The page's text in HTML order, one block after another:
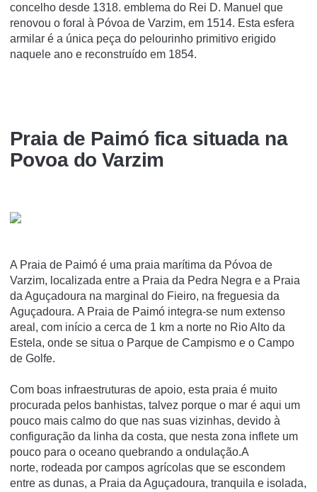
concelho desde 1318. emblema do Rei D. Manuel que
renovou o foral à Póvoa de Varzim, em 1514. Esta esfera
armilar é a única peça do pelourinho primitivo erigido
naquele ano e reconstruído em 1854.
Praia de Paimó fica situada na
Povoa do Varzim
A Praia de Paimó é uma praia marí­tima da Póvoa de
Varzim, localizada entre a Praia da Pedra Negra e a Praia
da Aguçadoura na marginal do Fieiro, na freguesia da
Aguçadoura. A Praia de Paimó integra-se num extenso
areal, com início a cerca de 1 km a norte no Rio Alto da
Estela, onde se situa o Parque de Campismo e o Campo
de Golfe.
Com boas infraestruturas de apoio, esta praia é muito
procurada pelos banhistas, talvez porque o mar é aqui um
pouco mais calmo do que nas suas vizinhas, devido à
configuração da linha da costa, que nesta zona inflete um
pouco para o oceano quebrando a ondulação.A
norte, rodeada por campos agrícolas que se escondem
entre as dunas, a Praia da Aguçadoura, tranquila e isolada,